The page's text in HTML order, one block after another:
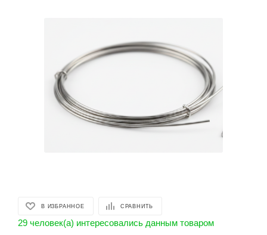
В ИЗБРАННОЕ СРАВНИТЬ
29 человек(а) интересовались данным товаром